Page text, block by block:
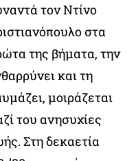
τον Ντίνο
στα
της βήματα, την
και τη
μοιράζεται
του ανησυχίες
Στη δεκαετία